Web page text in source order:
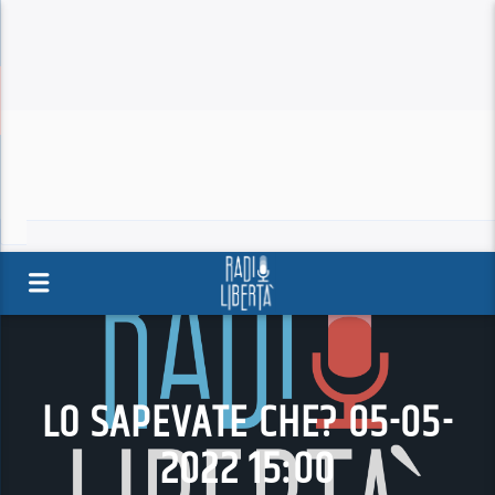
LO SAPEVATE CHE? 05-05-
2022 15:00